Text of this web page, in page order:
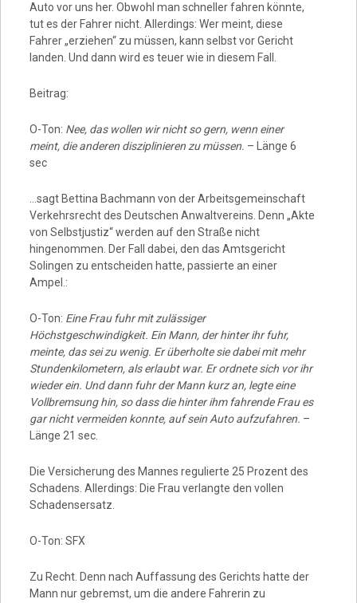
Auto vor uns her. Obwohl man schneller fahren könnte,
tut es der Fahrer nicht. Allerdings: Wer meint, diese
Fahrer „erziehen“ zu müssen, kann selbst vor Gericht
landen. Und dann wird es teuer wie in diesem Fall.
Beitrag:
O-Ton: Nee, das wollen wir nicht so gern, wenn einer
meint, die anderen disziplinieren zu müssen. – Länge 6
sec
…sagt Bettina Bachmann von der Arbeitsgemeinschaft
Verkehrsrecht des Deutschen Anwaltvereins. Denn „Akte
von Selbstjustiz“ werden auf den Straße nicht
hingenommen. Der Fall dabei, den das Amtsgericht
Solingen zu entscheiden hatte, passierte an einer
Ampel.:
O-Ton: Eine Frau fuhr mit zulässiger
Höchstgeschwindigkeit. Ein Mann, der hinter ihr fuhr,
meinte, das sei zu wenig. Er überholte sie dabei mit mehr
Stundenkilometern, als erlaubt war. Er ordnete sich vor ihr
wieder ein. Und dann fuhr der Mann kurz an, legte eine
Vollbremsung hin, so dass die hinter ihm fahrende Frau es
gar nicht vermeiden konnte, auf sein Auto aufzufahren. –
Länge 21 sec.
Die Versicherung des Mannes regulierte 25 Prozent des
Schadens. Allerdings: Die Frau verlangte den vollen
Schadensersatz.
O-Ton: SFX
Zu Recht. Denn nach Auffassung des Gerichts hatte der
Mann nur gebremst, um die andere Fahrerin zu